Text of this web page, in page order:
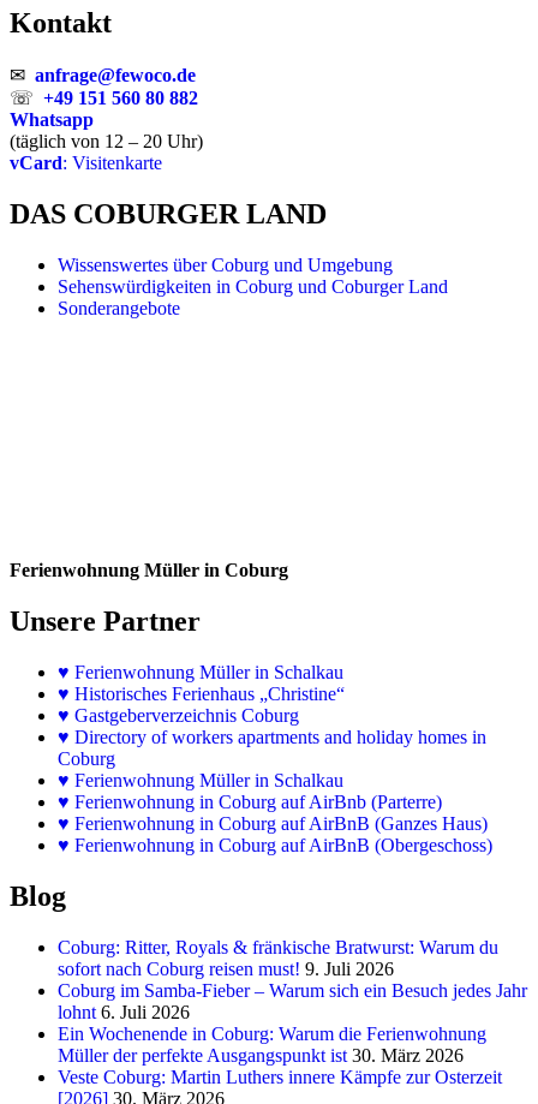
Kontakt
✉ anfrage@fewoco.de
☏ +49 151 560 80 882
Whatsapp
(täglich von 12 – 20 Uhr)
vCard: Visitenkarte
DAS COBURGER LAND
Wissenswertes über Coburg und Umgebung
Sehenswürdigkeiten in Coburg und Coburger Land
Sonderangebote
Ferienwohnung Müller in Coburg
Unsere Partner
♥ Ferienwohnung Müller in Schalkau
♥ Historisches Ferienhaus „Christine“
♥ Gastgeberverzeichnis Coburg
♥ Directory of workers apartments and holiday homes in
Coburg
♥ Ferienwohnung Müller in Schalkau
♥ Ferienwohnung in Coburg auf AirBnb (Parterre)
♥ Ferienwohnung in Coburg auf AirBnB (Ganzes Haus)
♥ Ferienwohnung in Coburg auf AirBnB (Obergeschoss)
Blog
Coburg: Ritter, Royals & fränkische Bratwurst: Warum du
sofort nach Coburg reisen must! 9. Juli 2026
Coburg im Samba-Fieber – Warum sich ein Besuch jedes Jahr
lohnt 6. Juli 2026
Ein Wochenende in Coburg: Warum die Ferienwohnung
Müller der perfekte Ausgangspunkt ist 30. März 2026
Veste Coburg: Martin Luthers innere Kämpfe zur Osterzeit
[2026] 30. März 2026